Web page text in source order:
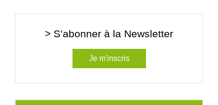
> S’abonner à la Newsletter
Je m'inscris